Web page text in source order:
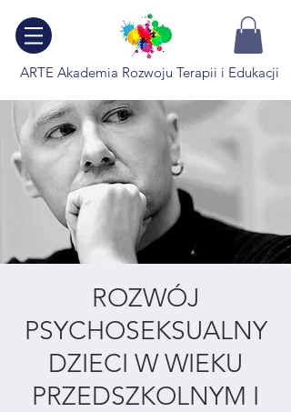
ARTE Akademia Rozwoju Terapii i Edukacji
ROZWÓJ
PSYCHOSEKSUALNY
DZIECI W WIEKU
PRZEDSZKOLNYM I